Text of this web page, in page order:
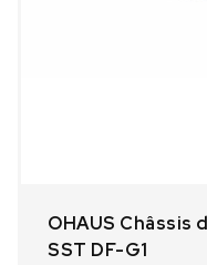
OHAUS Châssis
SST DF-G1